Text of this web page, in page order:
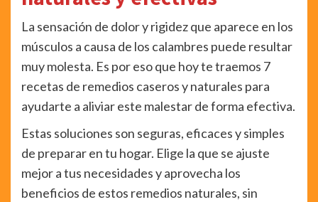
La sensación de dolor y rigidez que aparece en los
músculos a causa de los calambres puede resultar
muy molesta. Es por eso que hoy te traemos 7
recetas de remedios caseros y naturales para
ayudarte a aliviar este malestar de forma efectiva.
Estas soluciones son seguras, eficaces y simples
de preparar en tu hogar. Elige la que se ajuste
mejor a tus necesidades y aprovecha los
beneficios de estos remedios naturales, sin